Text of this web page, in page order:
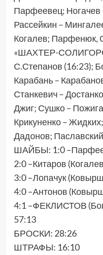
Парфеевец; Ногачев
Рассейкин –
Когалев; Парфенюк,
«ШАХТЕР-
С.Степанов (16:23);
Карабань –
Станкевич –
Джиг; Сушко –
Крикуненко –
Дадонов;
ШАЙБЫ: 1:0
2:0 –Китаров
3:0 –Лопачук
4:0 –Антонов
4:1 –ФЕКЛИСТОВ
57:13
БРОСКИ: 28:26
ШТРАФЫ: 16:10